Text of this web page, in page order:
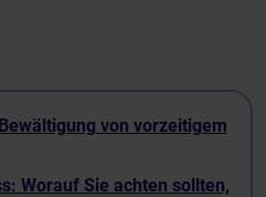
von vorzeitigem
Worauf Sie achten sollten,